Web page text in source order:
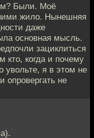
Были. Моё
жило. Нынешняя
даже
основная мысль.
зациклиться
кто, когда и почему
увольте, я в этом не
опровергать не